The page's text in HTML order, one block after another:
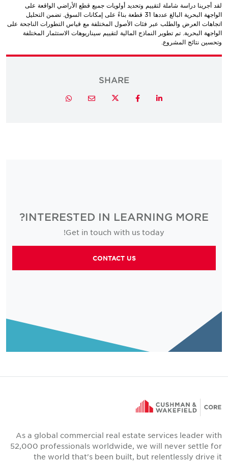
لقد أجرينا دراسة شاملة لتقييم وتحديد أولويات جميع قطع الأراضي الواقعة على
الواجهة البحرية البالغ عددها 31 قطعة بناءً على إمكانات السوق. تضمن التحليل
اتجاهات العرض والطلب عبر فئات الأصول المختلفة مع قياس التطورات الناجحة على
الواجهة البحرية. تم تطوير النماذج المالية لتقييم سيناريوهات الاستثمار المختلفة
وتحسين نتائج المشروع.
SHARE
LinkedIn
Facebook
Twitter
Email
Whatsapp
INTERESTED IN LEARNING MORE?
Get in touch with us today!
CONTACT US
As a global commercial real estate services leader with
52,000 professionals worldwide, we will never settle for
the world that's been built, but relentlessly drive it